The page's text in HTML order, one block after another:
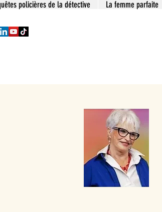
policières de la détective La femme parfaite